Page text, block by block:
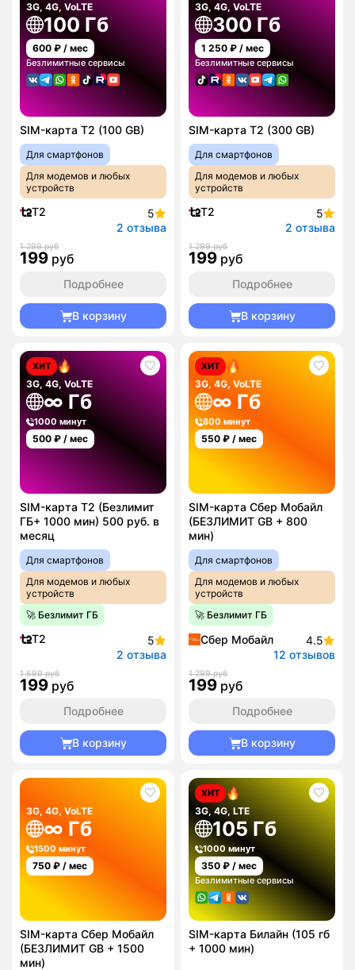
3G, 4G, VoLTE
100 Гб
600 ₽ / мес
Безлимитные сервисы
SIM-карта T2 (100 GB)
Для смартфонов
Для модемов и любых
устройств
T2
5
2 отзыва
1 299 руб
199 руб
Подробнее
В корзину
3G, 4G, VoLTE
300 Гб
1 250 ₽ / мес
Безлимитные сервисы
SIM-карта T2 (300 GB)
Для смартфонов
Для модемов и любых
устройств
T2
5
2 отзыва
1 299 руб
199 руб
Подробнее
В корзину
ХИТ
3G, 4G, VoLTE
∞ Гб
1000 минут
500 ₽ / мес
SIM-карта T2 (Безлимит
ГБ+ 1000 мин) 500 руб. в
месяц
Для смартфонов
Для модемов и любых
устройств
🚀 Безлимит ГБ
T2
5
2 отзыва
1 699 руб
199 руб
Подробнее
В корзину
ХИТ
3G, 4G, VoLTE
∞ Гб
800 минут
550 ₽ / мес
SIM-карта Сбер Мобайл
(БЕЗЛИМИТ GB + 800
мин)
Для смартфонов
Для модемов и любых
устройств
🚀 Безлимит ГБ
Сбер Мобайл
4.5
12 отзывов
1 299 руб
199 руб
Подробнее
В корзину
3G, 4G, VoLTE
∞ Гб
1500 минут
750 ₽ / мес
SIM-карта Сбер Мобайл
(БЕЗЛИМИТ GB + 1500
мин)
ХИТ
3G, 4G, LTE
105 Гб
1000 минут
350 ₽ / мес
Безлимитные сервисы
SIM-карта Билайн (105 гб
+ 1000 мин)